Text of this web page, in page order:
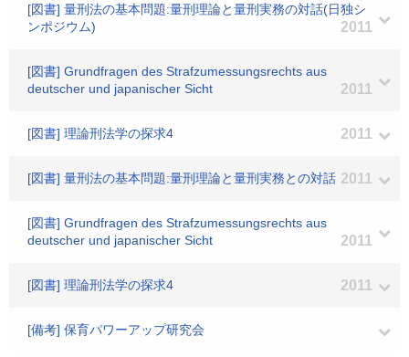
[図書] 量刑法の基本問題:量刑理論と量刑実務の対話(日独シ
ンポジウム)
2011
[図書] Grundfragen des Strafzumessungsrechts aus
deutscher und japanischer Sicht
2011
[図書] 理論刑法学の探求4 2011
[図書] 量刑法の基本問題:量刑理論と量刑実務との対話 2011
[図書] Grundfragen des Strafzumessungsrechts aus
deutscher und japanischer Sicht
2011
[図書] 理論刑法学の探求4 2011
[備考] 保育パワーアップ研究会